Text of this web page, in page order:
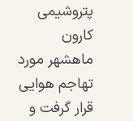
پتروشیمی
کارون
ماهشهر مورد
تهاجم هوایی
قرار گرفت و